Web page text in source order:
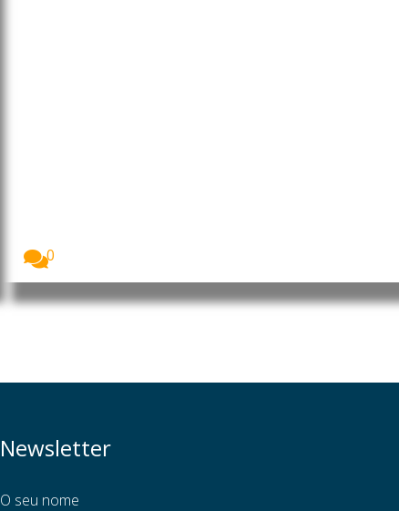
0
Newsletter
O seu nome